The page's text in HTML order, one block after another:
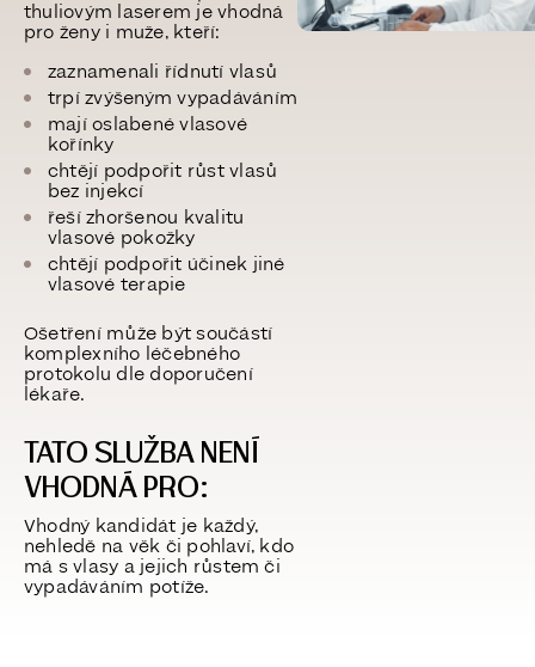
thuliovým laserem je vhodná
pro ženy i muže, kteří:
zaznamenali řídnutí vlasů
trpí zvýšeným vypadáváním
mají oslabené vlasové
kořínky
chtějí podpořit růst vlasů
bez injekcí
řeší zhoršenou kvalitu
vlasové pokožky
chtějí podpořit účinek jiné
vlasové terapie
Ošetření může být součástí
komplexního léčebného
protokolu dle doporučení
lékaře.
TATO SLUŽBA NENÍ
VHODNÁ PRO:
Vhodný kandidát je každý,
nehledě na věk či pohlaví, kdo
má s vlasy a jejich růstem či
vypadáváním potíže.